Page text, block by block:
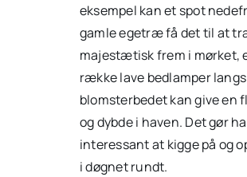
eksempel kan et spot
gamle egetræ få det til at
majestætisk frem i mørket,
række lave bedlamper langs
blomsterbedet kan give en
og dybde i haven. Det gør
interessant at kigge på og
i døgnet rundt.